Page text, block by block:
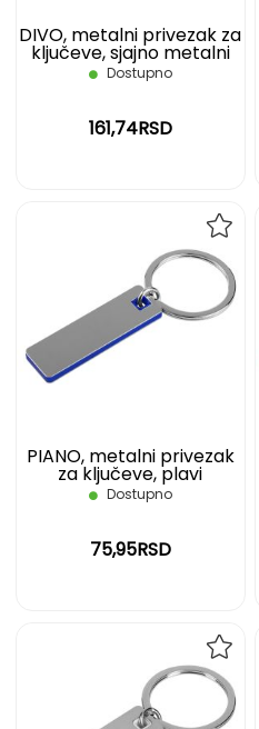
DIVO, metalni privezak za
ključeve, sjajno metalni
Dostupno
161,74RSD
PIANO, metalni privezak
za ključeve, plavi
Dostupno
75,95RSD
NA
NA